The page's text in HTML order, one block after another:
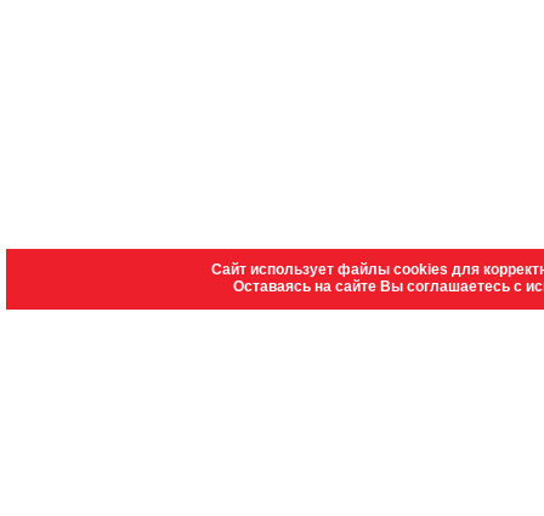
Сайт использует файлы cookies для
Оставаясь на сайте Вы соглашаетесь с